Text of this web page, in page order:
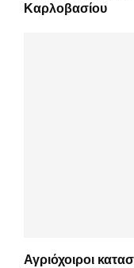
Καρλοβασίου
Αγριόχοιροι